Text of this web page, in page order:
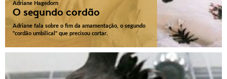
Adriane Hagedorn
O segundo cordão
Adriane fala sobre o fim da amamentação, o segundo
"cordão umbilical" que precisou cortar.